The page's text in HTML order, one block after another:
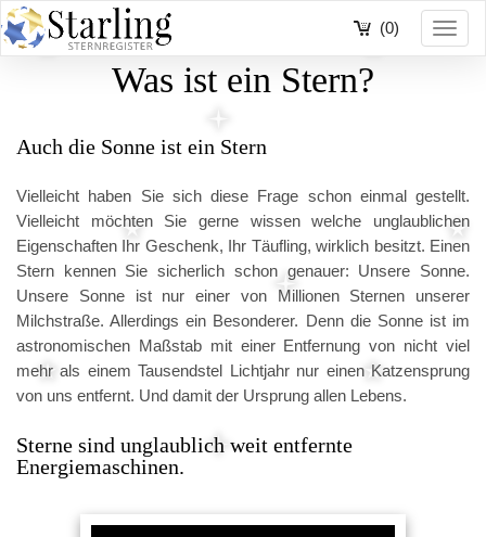
(0)
Was ist ein Stern?
Auch die Sonne ist ein Stern
Vielleicht haben Sie sich diese Frage schon einmal gestellt.
Vielleicht möchten Sie gerne wissen welche unglaublichen
Eigenschaften Ihr Geschenk, Ihr Täufling, wirklich besitzt. Einen
Stern kennen Sie sicherlich schon genauer: Unsere Sonne.
Unsere Sonne ist nur einer von Millionen Sternen unserer
Milchstraße. Allerdings ein Besonderer. Denn die Sonne ist im
astronomischen Maßstab mit einer Entfernung von nicht viel
mehr als einem Tausendstel Lichtjahr nur einen Katzensprung
von uns entfernt. Und damit der Ursprung allen Lebens.
Sterne sind unglaublich weit entfernte
Energiemaschinen.